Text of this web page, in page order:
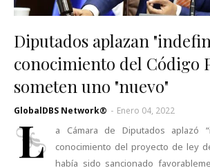
Diputados aplazan
conocimiento del Código
someten uno "nuevo"
GlobalDBS Network® - Enero 04, 2022
L
a Cámara de Diputados aplazó
conocimiento del proyecto de ley
había sido sancionado